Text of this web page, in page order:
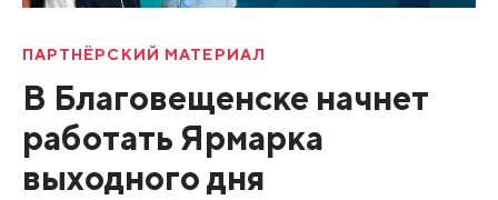
ПАРТНЁРСКИЙ МАТЕРИАЛ
В Благовещенске начнет
работать Ярмарка
выходного дня